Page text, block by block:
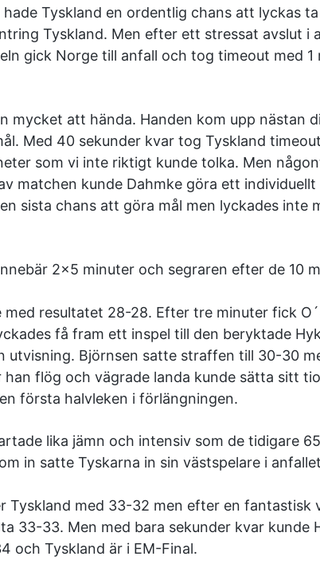
Tyskland en ordentlig chans att lyckas
Tyskland. Men efter ett stressat avslut i
gick Norge till anfall och tog timeout med 1
mycket att hända. Handen kom upp nästan
Med 40 sekunder kvar tog Tyskland
som vi inte riktigt kunde tolka. Men
matchen kunde Dahmke göra ett
sista chans att göra mål men lyckades inte
2×5 minuter och segraren efter de 10
resultatet 28-28. Efter tre minuter fick
få fram ett inspel till den beryktade
utvisning. Björnsen satte straffen till 30-30
flög och vägrade landa kunde sätta sitt
första halvleken i förlängningen.
lika jämn och intensiv som de tidigare
in satte Tyskarna in sin västspelare i
Tyskland med 33-32 men efter en fantastisk
33-33. Men med bara sekunder kvar kunde
och Tyskland är i EM-Final.